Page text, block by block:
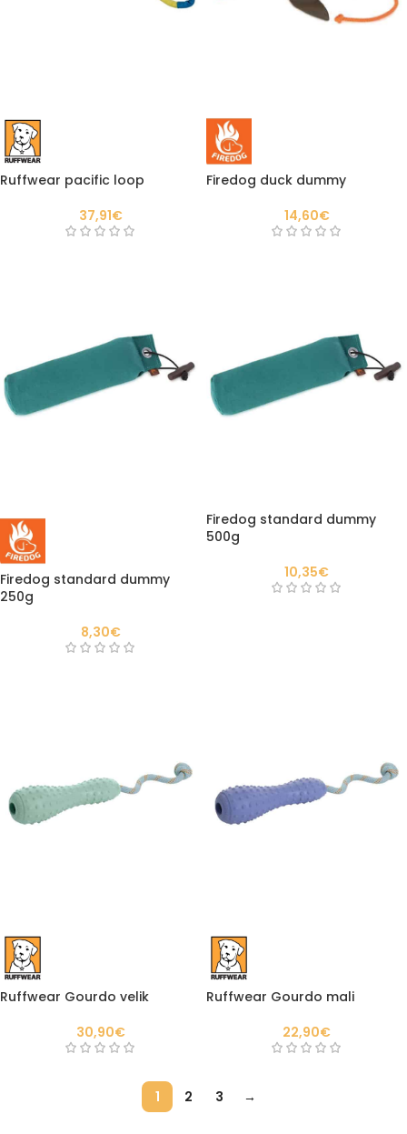
Ruffwear pacific loop
37,91€
Firedog duck dummy
14,60€
Firedog standard dummy
250g
8,30€
Firedog standard dummy
500g
10,35€
Ruffwear Gourdo velik
30,90€
Ruffwear Gourdo mali
22,90€
1 2 3 →